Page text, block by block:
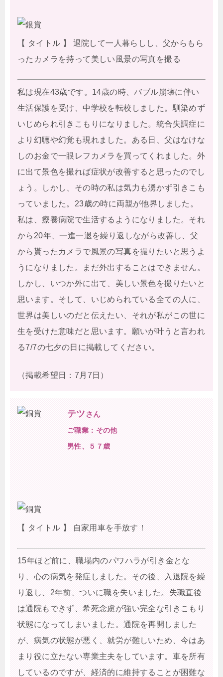
【 タイトル 】 退院して一人暮らしし、父からもら
ったカメラを持って美しい風景の写真を撮る
私は現在43歳です。14歳の時、バブル崩壊に伴い
生活保護を受け、中学校を転校しました。馴染めず
いじめられ引きこもりになりました。統合失調症に
より幻聴や幻覚も現れました。ある日、父はなけな
しのお金で一眼レフカメラを買ってくれました。外
に出て景色を撮れば症状が改善すると思ったのでし
ょう。しかし、その時の私は気力も湧かず引きこも
っていました。23歳の時に両親が他界しました。
私は、療養病院で生活するようになりました。それ
から20年、一進一退を繰り返しながら改善し、父
から貰ったカメラで風景の写真を撮りたいと思うよ
うになりました。まだ外出することはできません。
しかし、いつか外に出て、美しい景色を撮りたいと
思います。そして、いじめられている全ての人に、
世界は美しいのだと伝えたい、それが私がこの世に
生を受けた意味だと思います。願いが叶うと言われ
る7/7の七夕の日に掲載してください。
（掲載希望日：7月7日）
テツ さん
ご職業：その他
男性、５７歳
【 タイトル 】 自家用車を手放す！
15年ほど前に、職場内のパワハラが引き金とな
り、心の病気を発症しました。その後、入退院を繰
り返し、2年前、ついに職を失いました。失職直後
は通院もできず、希死念慮が強い完全な引きこもり
状態になってしまいました。通院を再開しました
が、病気の状態が悪く、就労が難しいため、今はあ
まり役に立たない専業主夫をしています。車を所有
しているのですが、経済的に維持することが困難な